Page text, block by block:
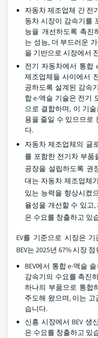
자동차 제조업체 간 전
동차 시장이 감속기를
능을 개선하도록 촉진
는 성능, 더 부드러운
을 기반으로 시장에서
전기 자동차에서 통합
제조업체들 사이에서
공하도록 설계된 감속
합 e-액슬 기술은 전기
으로 결합하며, 이 기
용을 줄일 수 있으므로
다.
자동차 제조업체의 글
를 포함한 전기차 부품
공장을 설립하도록 권
대는 자동차 제조업체
있는 능력을 향상시켰
율성을 개선할 수 있고
은 수요를 창출하고 있
EV를 기준으로 시장은 기
BEV는 2025년 67% 시장
BEV에서 통합 e-액슬
감속기의 수요를 촉진
하나의 부품으로 통합
주도해 왔으며, 이는
습니다.
신흥 시장에서 BEV 생
은 수요를 창출하고 있